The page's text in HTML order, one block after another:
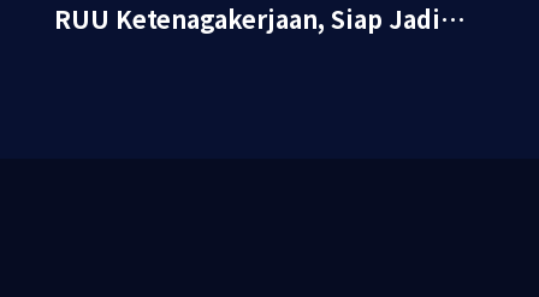
RUU Ketenagakerjaan, Siap Jadi